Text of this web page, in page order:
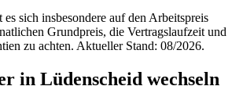
sich insbesondere auf den Arbeitspreis
Grundpreis, die Vertragslaufzeit und
zu achten. Aktueller Stand: 08/2026.
in Lüdenscheid wechseln